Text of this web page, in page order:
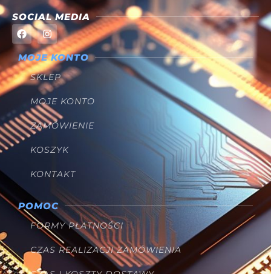
SOCIAL MEDIA
MOJE KONTO
SKLEP
MOJE KONTO
ZAMÓWIENIE
KOSZYK
KONTAKT
POMOC
FORMY PŁATNOŚCI
CZAS REALIZACJI ZAMÓWIENIA